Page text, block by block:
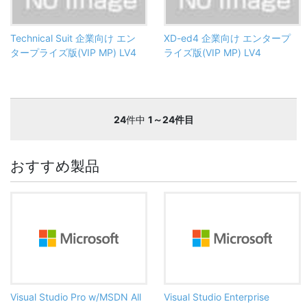
Technical Suit 企業向け エン
タープライズ版(VIP MP) LV4
XD-ed4 企業向け エンタープ
ライズ版(VIP MP) LV4
24件中 1～24件目
おすすめ製品
Visual Studio Pro w/MSDN All
Visual Studio Enterprise